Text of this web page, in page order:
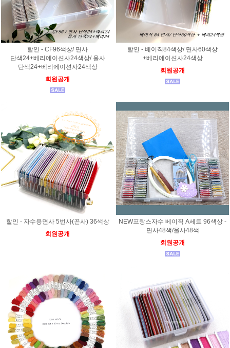
할인 - CF96색상/ 면사
단색24+베리에이션사24색상/ 울사
단색24+베리에이션사24색상
회원공개
할인 - 베이직84색상/ 면사60색상
+베리에이션사24색상
회원공개
할인 - 자수용면사 5번사(꼰사) 36색상
회원공개
NEW프랑스자수 베이직 A세트 96색상 -
면사48색/울사48색
회원공개